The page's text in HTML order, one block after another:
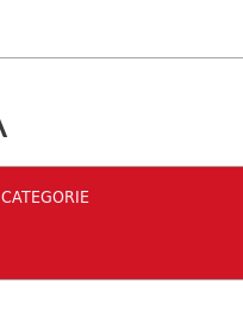
CATEGORIE